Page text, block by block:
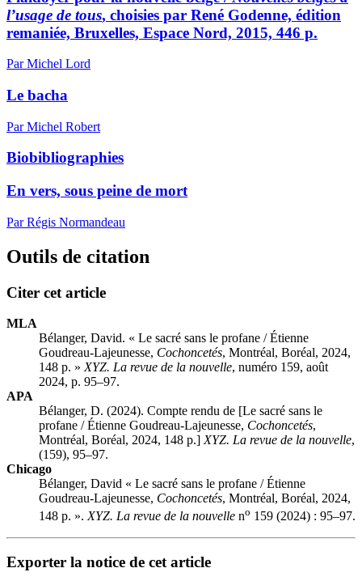
l’usage de tous, choisies par René Godenne, édition
remaniée, Bruxelles, Espace Nord, 2015, 446 p.
Par Michel Lord
Le bacha
Par Michel Robert
Biobibliographies
En vers, sous peine de mort
Par Régis Normandeau
Outils de citation
Citer cet article
MLA
Bélanger, David. « Le sacré sans le profane / Étienne
Goudreau-Lajeunesse, Cochoncetés, Montréal, Boréal, 2024,
148 p. » XYZ. La revue de la nouvelle, numéro 159, août
2024, p. 95–97.
APA
Bélanger, D. (2024). Compte rendu de [Le sacré sans le
profane / Étienne Goudreau-Lajeunesse, Cochoncetés,
Montréal, Boréal, 2024, 148 p.] XYZ. La revue de la nouvelle,
(159), 95–97.
Chicago
Bélanger, David « Le sacré sans le profane / Étienne
Goudreau-Lajeunesse, Cochoncetés, Montréal, Boréal, 2024,
148 p. ».XYZ. La revue de la nouvelle no 159 (2024) : 95–97.
Exporter la notice de cet article